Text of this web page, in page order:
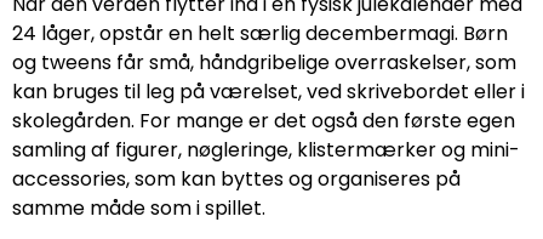
24 låger, opstår en helt særlig decembermagi. Børn
og tweens får små, håndgribelige overraskelser, som
kan bruges til leg på værelset, ved skrivebordet eller i
skolegården. For mange er det også den første egen
samling af figurer, nøgleringe, klistermærker og mini-
accessories, som kan byttes og organiseres på
samme måde som i spillet.